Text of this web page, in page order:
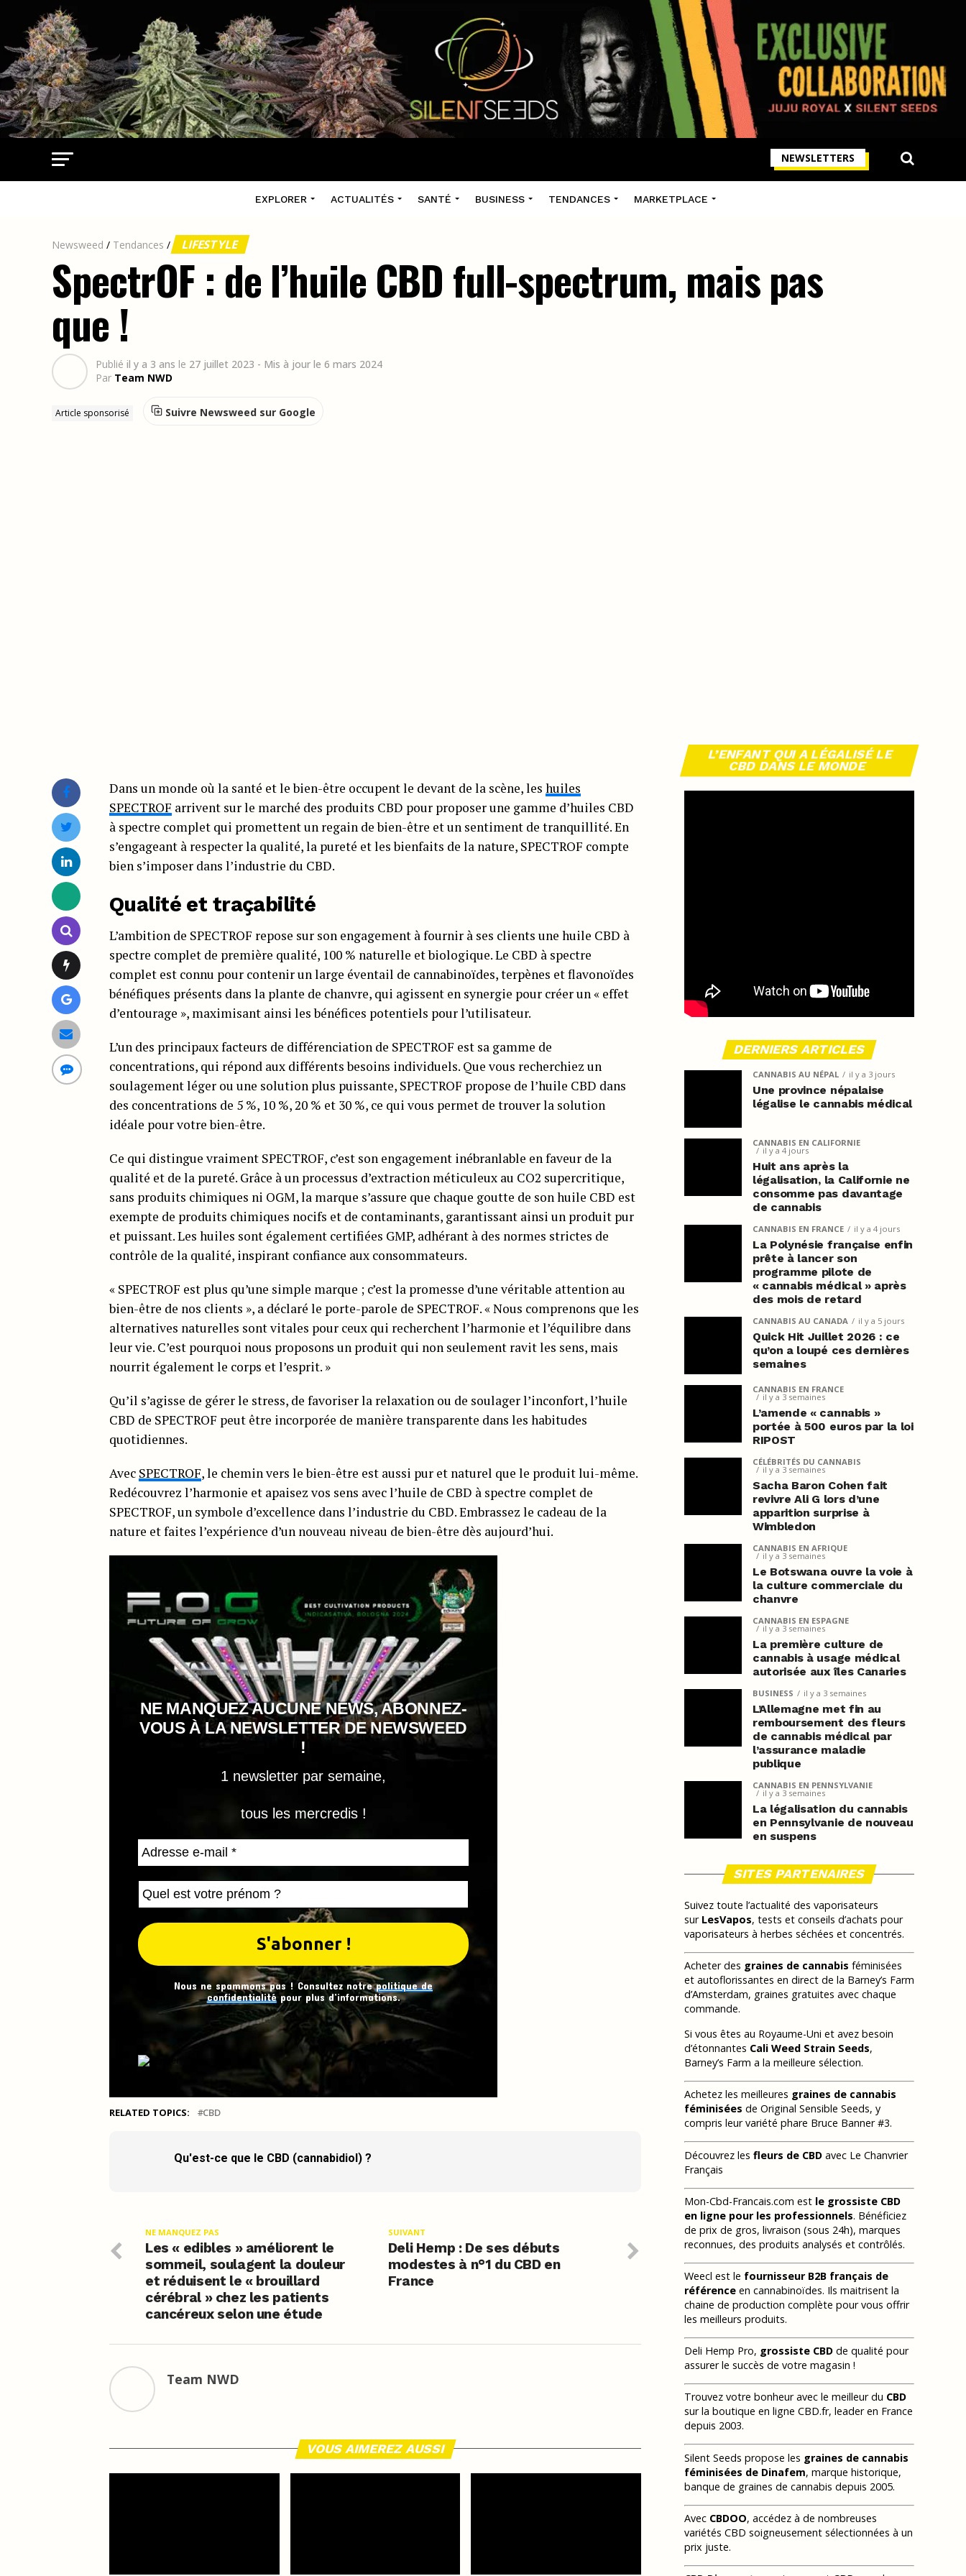
NEWSLETTERS
EXPLORER ACTUALITÉS SANTÉ BUSINESS TENDANCES MARKETPLACE
Newsweed / Tendances / LIFESTYLE
SpectrOF : de l’huile CBD full-spectrum, mais pas
que !
Publié il y a 3 ans le 27 juillet 2023 - Mis à jour le 6 mars 2024
Par Team NWD
Article sponsorisé Suivre Newsweed sur Google
Dans un monde où la santé et le bien-être occupent le devant de la scène, les huiles
SPECTROF arrivent sur le marché des produits CBD pour proposer une gamme d’huiles CBD
à spectre complet qui promettent un regain de bien-être et un sentiment de tranquillité. En
s’engageant à respecter la qualité, la pureté et les bienfaits de la nature, SPECTROF compte
bien s’imposer dans l’industrie du CBD.
Qualité et traçabilité
L’ambition de SPECTROF repose sur son engagement à fournir à ses clients une huile CBD à
spectre complet de première qualité, 100 % naturelle et biologique. Le CBD à spectre
complet est connu pour contenir un large éventail de cannabinoïdes, terpènes et flavonoïdes
bénéfiques présents dans la plante de chanvre, qui agissent en synergie pour créer un « effet
d’entourage », maximisant ainsi les bénéfices potentiels pour l’utilisateur.
L’un des principaux facteurs de différenciation de SPECTROF est sa gamme de
concentrations, qui répond aux différents besoins individuels. Que vous recherchiez un
soulagement léger ou une solution plus puissante, SPECTROF propose de l’huile CBD dans
des concentrations de 5 %, 10 %, 20 % et 30 %, ce qui vous permet de trouver la solution
idéale pour votre bien-être.
Ce qui distingue vraiment SPECTROF, c’est son engagement inébranlable en faveur de la
qualité et de la pureté. Grâce à un processus d’extraction méticuleux au CO2 supercritique,
sans produits chimiques ni OGM, la marque s’assure que chaque goutte de son huile CBD est
exempte de produits chimiques nocifs et de contaminants, garantissant ainsi un produit pur
et puissant. Les huiles sont également certifiées GMP, adhérant à des normes strictes de
contrôle de la qualité, inspirant confiance aux consommateurs.
« SPECTROF est plus qu’une simple marque ; c’est la promesse d’une véritable attention au
bien-être de nos clients », a déclaré le porte-parole de SPECTROF. « Nous comprenons que les
alternatives naturelles sont vitales pour ceux qui recherchent l’harmonie et l’équilibre dans
leur vie. C’est pourquoi nous proposons un produit qui non seulement ravit les sens, mais
nourrit également le corps et l’esprit. »
Qu’il s’agisse de gérer le stress, de favoriser la relaxation ou de soulager l’inconfort, l’huile
CBD de SPECTROF peut être incorporée de manière transparente dans les habitudes
quotidiennes.
Avec SPECTROF, le chemin vers le bien-être est aussi pur et naturel que le produit lui-même.
Redécouvrez l’harmonie et apaisez vos sens avec l’huile de CBD à spectre complet de
SPECTROF, un symbole d’excellence dans l’industrie du CBD. Embrassez le cadeau de la
nature et faites l’expérience d’un nouveau niveau de bien-être dès aujourd’hui.
NE MANQUEZ AUCUNE NEWS, ABONNEZ-
VOUS À LA NEWSLETTER DE NEWSWEED
!
1 newsletter par semaine,
tous les mercredis !
Nous ne spammons pas ! Consultez notrepolitique de
confidentialitépour plus d’informations.
RELATED TOPICS: CBD
Qu'est-ce que le CBD (cannabidiol) ?
SUIVANT
Deli Hemp : De ses débuts
modestes à n°1 du CBD en
France
NE MANQUEZ PAS
Les « edibles » améliorent le
sommeil, soulagent la douleur
et réduisent le « brouillard
cérébral » chez les patients
cancéreux selon une étude
Team NWD
VOUS AIMEREZ AUSSI
L’ENFANT QUI A LÉGALISÉ LE
CBD DANS LE MONDE
DERNIERS ARTICLES
CANNABIS AU NÉPAL il y a 3 jours
Une province népalaise
légalise le cannabis médical
CANNABIS EN CALIFORNIE
il y a 4 jours
Huit ans après la
légalisation, la Californie ne
consomme pas davantage
de cannabis
CANNABIS EN FRANCE il y a 4 jours
La Polynésie française enfin
prête à lancer son
programme pilote de
« cannabis médical » après
des mois de retard
CANNABIS AU CANADA il y a 5 jours
Quick Hit Juillet 2026 : ce
qu’on a loupé ces dernières
semaines
CANNABIS EN FRANCE
il y a 3 semaines
L’amende « cannabis »
portée à 500 euros par la loi
RIPOST
CÉLÉBRITÉS DU CANNABIS
il y a 3 semaines
Sacha Baron Cohen fait
revivre Ali G lors d’une
apparition surprise à
Wimbledon
CANNABIS EN AFRIQUE
il y a 3 semaines
Le Botswana ouvre la voie à
la culture commerciale du
chanvre
CANNABIS EN ESPAGNE
il y a 3 semaines
La première culture de
cannabis à usage médical
autorisée aux îles Canaries
BUSINESS il y a 3 semaines
L’Allemagne met fin au
remboursement des fleurs
de cannabis médical par
l’assurance maladie
publique
CANNABIS EN PENNSYLVANIE
il y a 3 semaines
La légalisation du cannabis
en Pennsylvanie de nouveau
en suspens
SITES PARTENAIRES
Suivez toute l’actualité des vaporisateurs
sur LesVapos, tests et conseils d’achats pour
vaporisateurs à herbes séchées et concentrés.
Acheter des graines de cannabis féminisées
et autoflorissantes en direct de la Barney’s Farm
d’Amsterdam, graines gratuites avec chaque
commande.
Si vous êtes au Royaume-Uni et avez besoin
d’étonnantes Cali Weed Strain Seeds,
Barney’s Farm a la meilleure sélection.
Achetez les meilleures graines de cannabis
féminisées de Original Sensible Seeds, y
compris leur variété phare Bruce Banner #3.
Découvrez les fleurs de CBD avec Le Chanvrier
Français
Mon-Cbd-Francais.com est le grossiste CBD
en ligne pour les professionnels. Bénéficiez
de prix de gros, livraison (sous 24h), marques
reconnues, des produits analysés et contrôlés.
Weecl est le fournisseur B2B français de
référence en cannabinoïdes. Ils maitrisent la
chaine de production complète pour vous offrir
les meilleurs produits.
Deli Hemp Pro, grossiste CBD de qualité pour
assurer le succès de votre magasin !
Trouvez votre bonheur avec le meilleur du CBD
sur la boutique en ligne CBD.fr, leader en France
depuis 2003.
Silent Seeds propose les graines de cannabis
féminisées de Dinafem, marque historique,
banque de graines de cannabis depuis 2005.
Avec CBDOO, accédez à de nombreuses
variétés CBD soigneusement sélectionnées à un
prix juste.